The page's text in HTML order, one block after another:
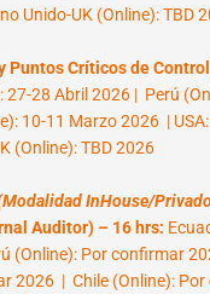
Unido-UK (Online): TBD
Puntos Críticos de
27-28 Abril 2026 | Perú
10-11 Marzo 2026 |
(Online): TBD 2026
(Modalidad InHouse/
Auditor) – 16 hrs:
(Online): Por confirmar
2026 | Chile (Online):